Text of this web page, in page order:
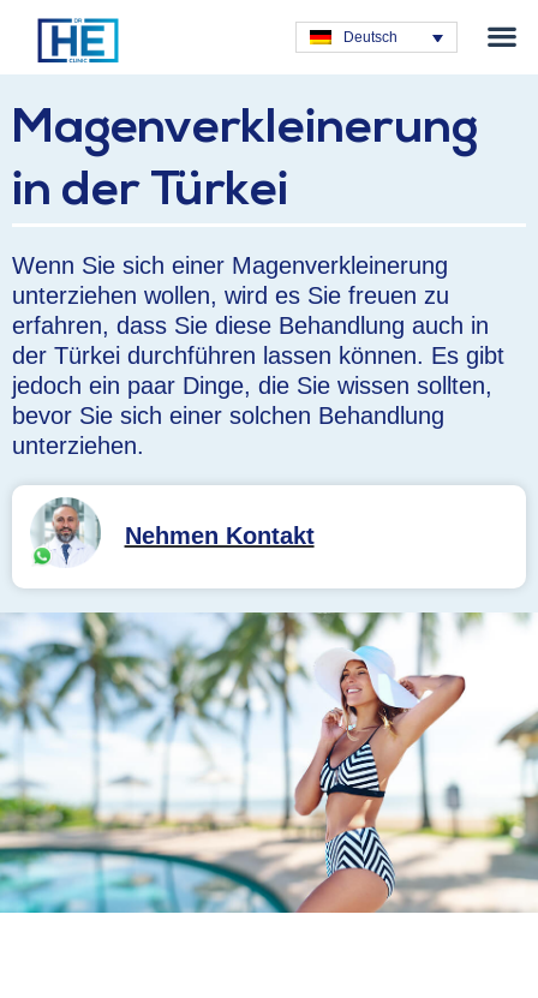
Deutsch
Magenverkleinerung
in der Türkei
Wenn Sie sich einer Magenverkleinerung
unterziehen wollen, wird es Sie freuen zu
erfahren, dass Sie diese Behandlung auch in
der Türkei durchführen lassen können. Es gibt
jedoch ein paar Dinge, die Sie wissen sollten,
bevor Sie sich einer solchen Behandlung
unterziehen.
Nehmen Kontakt